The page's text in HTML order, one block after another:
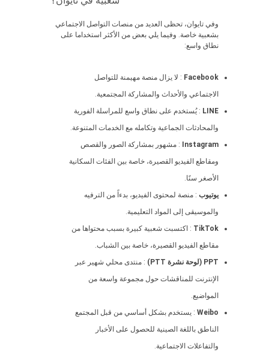
وفي تايوان، تحظى العديد من منصات التواصل الاجتماعي
بشعبية خاصة. وفيما يلي بعض من الأكثر استخداما على
نطاق واسع:
Facebook : لا يزال منصة مهيمنة للتواصل
الاجتماعي والأحداث والمشاركة المجتمعية.
LINE : يُستخدم على نطاق واسع للمراسلة الفورية
والمحادثات الجماعية وتكامله مع الخدمات المتنوعة.
Instagram
: مشهور بمشاركة الصور والقصص
ومقاطع الفيديو القصيرة، خاصة بين الفئات السكانية
الأصغر سنًا.
يوتيوب : منصة لمحتوى الفيديو، بدءاً من الترفيه
والموسيقى إلى المواد التعليمية.
TikTok : اكتسبت شعبية كبيرة بسبب محتواها من
مقاطع الفيديو القصيرة، خاصة بين الشباب.
PPT (لوحة نشرة PTT)
: منتدى محلي شهير عبر
الإنترنت للمناقشات حول مجموعة واسعة من
المواضيع.
Weibo : يستخدم بشكل أساسي من قبل المجتمع
الناطق باللغة الصينية للحصول على الأخبار
والتفاعلات الاجتماعية.